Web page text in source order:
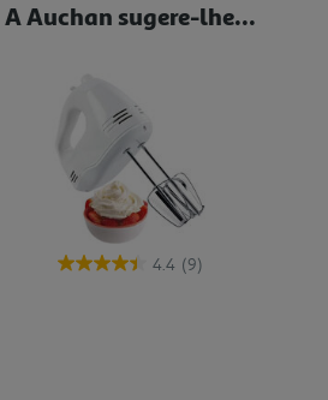
A Auchan sugere-lhe...
4.4 (9)